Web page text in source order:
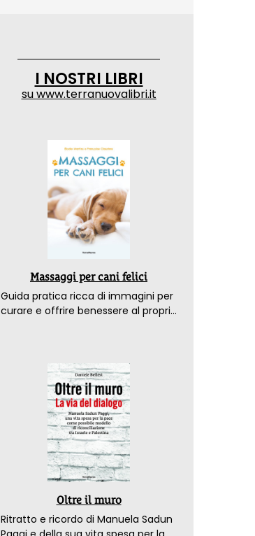
I NOSTRI LIBRI
suwww.terranuovalibri.it
Massaggi per cani felici
Guida pratica ricca di immagini per
curare e offrire benessere al proprio
Oltre il muro
Ritratto e ricordo di Manuela Sadun